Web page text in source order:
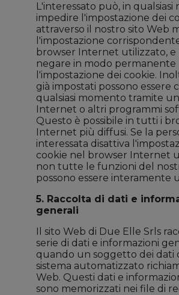
L'interessato può, in qualsiasi
impedire l'impostazione dei
attraverso il nostro sito Web
l'impostazione
browser Internet utilizzato,
negare in modo permanente
l'impostazione dei cookie.
già impostati possono essere
qualsiasi momento tramite
Internet o altri programmi
Questo è possibile in tutti i
Internet più diffusi. Se la
interessata disattiva
cookie nel browser Internet
non tutte le funzioni del
possono essere interamente
5. Raccolta di dati e
generali
Il sito Web di Due Elle Srls
serie di dati e informazioni
quando un soggetto dei dati
sistema automatizzato
Web. Questi dati e
sono memorizzati nei file di